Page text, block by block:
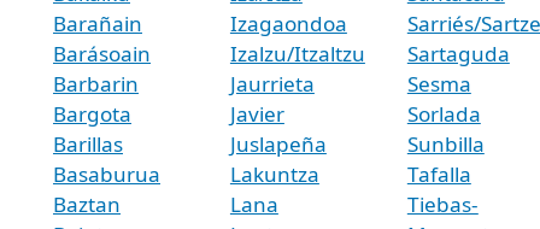
Barañain
Barásoain
Barbarin
Bargota
Barillas
Basaburua
Baztan
Izagaondoa
Izalzu/Itzaltzu
Jaurrieta
Javier
Juslapeña
Lakuntza
Lana
Sarriés/Sartze
Sartaguda
Sesma
Sorlada
Sunbilla
Tafalla
Tiebas-